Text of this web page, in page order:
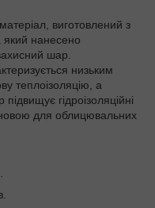
виготовлений з
який нанесено
шар.
низьким
теплоізоляцію, а
гідроізоляційні
для облицювальних